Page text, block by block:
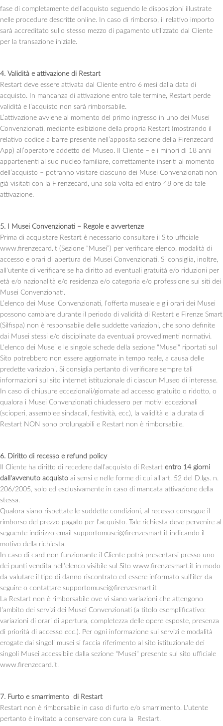
fase di completamente dell’acquisto seguendo le disposizioni illustrate
nelle procedure descritte online. In caso di rimborso, il relativo importo
sarà accreditato sullo stesso mezzo di pagamento utilizzato dal Cliente
per la transazione iniziale.
4. Validità e attivazione di Restart
Restart deve essere attivata dal Cliente entro 6 mesi dalla data di
acquisto. In mancanza di attivazione entro tale termine, Restart perde
validità e l’acquisto non sarà rimborsabile.
L’attivazione avviene al momento del primo ingresso in uno dei Musei
Convenzionati, mediante esibizione della propria Restart (mostrando il
relativo codice a barre presente nell’apposita sezione della Firenzecard
App) all’operatore addetto del Museo. Il Cliente – e i minori di 18 anni
appartenenti al suo nucleo familiare, correttamente inseriti al momento
dell’acquisto – potranno visitare ciascuno dei Musei Convenzionati non
già visitati con la Firenzecard, una sola volta ed entro 48 ore da tale
attivazione.
5. I Musei Convenzionati – Regole e avvertenze
Prima di acquistare Restart è necessario consultare il Sito ufficiale
www.firenzecard.it (Sezione “Musei”) per verificare elenco, modalità di
accesso e orari di apertura dei Musei Convenzionati. Si consiglia, inoltre,
all'utente di verificare se ha diritto ad eventuali gratuità e/o riduzioni per
età e/o nazionalità e/o residenza e/o categoria e/o professione sui siti dei
Musei Convenzionati.
L’elenco dei Musei Convenzionati, l’offerta museale e gli orari dei Musei
possono cambiare durante il periodo di validità di Restart e Firenze Smart
(Silfispa) non è responsabile delle suddette variazioni, che sono definite
dai Musei stessi e/o disciplinate da eventuali provvedimenti normativi.
L'elenco dei Musei e le singole schede della sezione "Musei" riportati sul
Sito potrebbero non essere aggiornate in tempo reale, a causa delle
predette variazioni. Si consiglia pertanto di verificare sempre tali
informazioni sul sito internet istituzionale di ciascun Museo di interesse.
In caso di chiusure eccezionali/giornate ad accesso gratuito o ridotto, o
qualora i Musei Convenzionati chiudessero per motivi eccezionali
(scioperi, assemblee sindacali, festività, ecc), la validità e la durata di
Restart NON sono prolungabili e Restart non è rimborsabile.
6. Diritto di recesso e refund policy
Il Cliente ha diritto di recedere dall’acquisto di Restart entro 14 giorni
dall'avvenuto acquisto ai sensi e nelle forme di cui all'art. 52 del D.lgs. n.
206/2005, solo ed esclusivamente in caso di mancata attivazione della
stessa.
Qualora siano rispettate le suddette condizioni, al recesso consegue il
rimborso del prezzo pagato per l'acquisto. Tale richiesta deve pervenire al
seguente indirizzo email supportomusei@firenzesmart.it indicando il
motivo della richiesta.
In caso di card non funzionante il Cliente potrà presentarsi presso uno
dei punti vendita nell’elenco visibile sul Sito www.firenzesmart.it in modo
da valutare il tipo di danno riscontrato ed essere informato sull’iter da
seguire o contattare supportomusei@firenzesmart.it
La Restart non è rimborsabile ove vi siano variazioni che attengono
l’ambito dei servizi dei Musei Convenzionati (a titolo esemplificativo:
variazioni di orari di apertura, completezza delle opere esposte, presenza
di priorità di accesso ecc.). Per ogni informazione sui servizi e modalità
erogate dai singoli musei si faccia riferimento al sito istituzionale dei
singoli Musei accessibile dalla sezione “Musei” presente sul sito ufficiale
www.firenzecard.it.
7. Furto e smarrimento di Restart
Restart non è rimborsabile in caso di furto e/o smarrimento. L'utente
pertanto è invitato a conservare con cura la Restart.